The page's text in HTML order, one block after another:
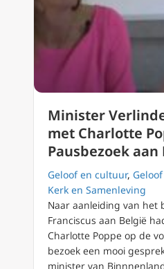
Minister
met Charlotte
Pausbezoek aan
Geloof en cultuur,
Kerk en Samenleving
Naar aanleiding van het
Franciscus aan België
Charlotte Poppe op de
bezoek een mooi
minister van